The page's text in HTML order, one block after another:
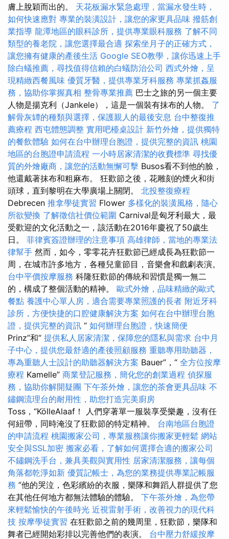
膚上脫穎而出的。 天花板漏水緊急處理，當漏水發生時，
如何快速應對 專業的裝潢設計，讓您的家更具品味 撥筋創
業指導 龍潭地區的眼科診所，提供專業眼科服務 了解不同
類型的養老院，讓您選擇最合適 探索坐月子的正確方式，
讓您擁有健康的產後生活 Google SEO教學，讓你迅速上手
除白蟻推薦，尋找值得信賴的白蟻防治公司 西式外燴，呈
現精緻西餐風味 優質牙醫，提供專業牙科服務 專業抓姦服
務，協助你掌握真相 整骨專業推薦 巴士之旅的另一個主要
人物是揚克利（Jankele），這是一個裝有抹布的人物。 了
解骨灰罈的種類與選擇，保護親人的最後安息 台中整復推
薦療程 西屯體態調整 實用吧檯桌設計 新竹外燴，提供獨特
的餐飲體驗 如何在台中辦理台胞證，提供完整的資訊 桃園
地區的台胞證申請流程 一小時居家清潔的收費標準 尋找優
質的外燴廠商，讓您的活動無懈可擊 Busos看不到他的臉，
他還戴著抹布和粗麻布。 狂歡節之後，花雕刻的煙火和街
頭球，直到黎明在大學廣場上關閉。 北投整復療程
Debrecen 推拿學徒實習 Flower 多樣化的裝潢風格，隨心
所欲變換 了解徵信社價位範圍 Carnival是匈牙利最大，最
受歡迎的文化活動之一，該活動在2016年慶祝了50歲生
日。 菲律賓簽證辦理的注意事項 高雄律師，當地的專業法
律幫手 然而，如今，零零花卉狂歡節已經成長為狂歡節一
周，在城市許多地方，各種兒童節目，音樂會和戲劇表演。
台中平價按摩服務 科隆狂歡節的傳統和習慣是獨一無二
的，構成了整個活動的精神。 歐式外燴，品味精緻的歐式
餐點 養護中心單人房，適合需要專業照護的長者 附近牙科
診所，方便快捷的口腔健康解決方案 如何在台中辦理台胞
證，提供完整的資訊 “ 如何辦理台胞證，快速簡便
Prinz”和“ 提供私人居家清潔，保障您的隱私與需求 台中月
子中心，提供您最舒適的產後照顧服務 重聽專用助聽器，
專為重聽人士設計的助聽器解決方案 Bauer”，“ 全方位按摩
療程 Kamelle” 商業登記服務，簡化您的創業過程 偵探服
務，協助你解開疑團 下午茶外燴，讓您的茶會更具品味 不
鏽鋼流理台的耐用性，助您打造完美廚房
Toss，“KölleAlaaf！ 人們穿著單一服裝享受樂趣，沒有任
何紐帶，同時淹沒了狂歡節的特定精神。 台南地區台胞證
的申請流程 桃園搬家公司，專業服務讓你搬家更輕鬆 網站
安全與SSL加密 搬家必看，了解如何選擇合適的搬家公司
不鏽鋼洗手台，兼具美觀與實用性 居家清潔服務，讓每個
角落都乾淨如新 優質記帳士，為您的業務提供專業記帳服
務 ”他的哭泣，色彩繽紛的衣服，樂隊和舞蹈人群提供了您
在其他任何地方都無法體驗的體驗。 下午茶外燴，為您帶
來輕鬆愉快的午後時光 近視雷射手術，改善視力的現代科
技 按摩學徒實習 在狂歡節之前的幾周里，狂歡節，樂隊和
舞者已經開始彩排以完善他們的表演。 台中壓力舒緩按摩